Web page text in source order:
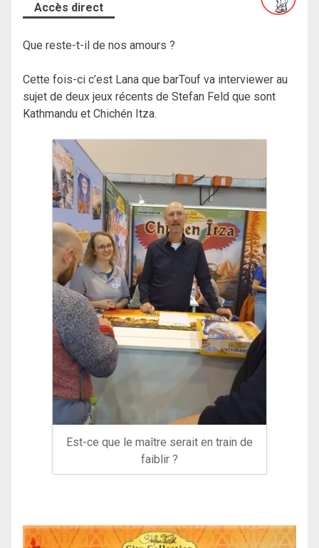
Accès direct
Que reste-t-il de nos amours ?
Cette fois-ci c’est Lana que barTouf va interviewer au
sujet de deux jeux récents de Stefan Feld que sont
Kathmandu et Chichén Itza.
Est-ce que le maître serait en train de
faiblir ?